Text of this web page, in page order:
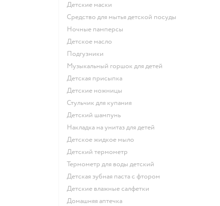
детские маски
средство для мытья детской посуды
ночные памперсы
детское масло
подгузники
музыкальный горшок для детей
детская присыпка
детские ножницы
стульчик для купания
детский шампунь
накладка на унитаз для детей
детское жидкое мыло
детский термометр
термометр для воды детский
детская зубная паста с фтором
детские влажные салфетки
домашняя аптечка